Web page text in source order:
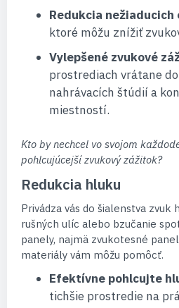
Redukcia nežiaducich
ktoré môžu znížiť
Vylepšené zvukové
prostrediach vrátane
nahrávacích štúdií a
miestností.
Kto by nechcel vo svojom
pohlcujúcejší zvukový zážitok?
Redukcia hluku
Privádza vás do šialenstva zvuk
rušných ulíc alebo bzučanie
panely, najmä zvukotesné
materiály vám môžu pomôcť.
Efektívne pohlcujte
tichšie prostredie na